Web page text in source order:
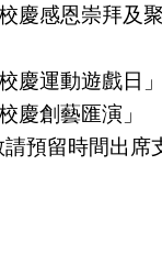
慶感恩崇拜及
慶運動遊戲日
慶創藝匯演」
預留時間出席